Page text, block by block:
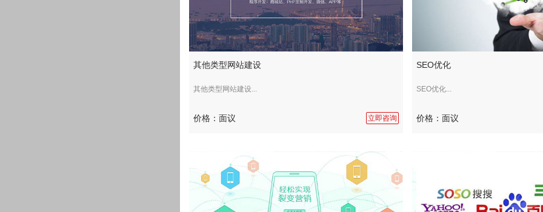
其他类型网站建设
其他类型网站建设...
价格：面议 立即咨询
SEO优化
SEO优化...
价格：面议